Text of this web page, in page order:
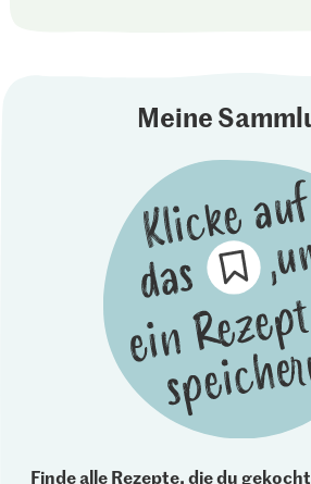
Meine
Finde alle Rezepte, die du